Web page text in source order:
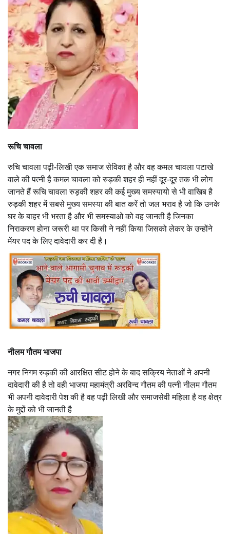
रूचि चावला
रुचि चावला पढ़ी-लिखी एक समाज सेविका है और वह कमल चावला पटाखे
वाले की पत्नी है कमल चावला को रुड़की शहर ही नहीं दूर-दूर तक भी लोग
जानते हैं रूचि चावला रुड़की शहर की कई मुख्य समस्यायो से भी वाखिब है
रुड़की शहर में सबसे मुख्य समस्या की बात करें तो जल भराव है जो कि उनके
घर के बाहर भी भरता है और भी समस्याओ को वह जानती है जिनका
निराकरण होना जरूरी था पर किसी ने नहीं किया जिसको लेकर के उन्होंने
मेंयर पद के लिए दावेदारी कर दी है।
नीलम गौतम भाजपा
नगर निगम रुड़की की आरक्षित सीट होने के बाद सक्रिय नेताओं ने अपनी
दावेदारी की है तो वही भाजपा महामंत्री अरविन्द गौतम की पत्नी नीलम गौतम
भी अपनी दावेदारी पेश की है वह पढ़ी लिखी और समाजसेवी महिला है वह क्षेत्र
के मुद्दों को भी जानती है